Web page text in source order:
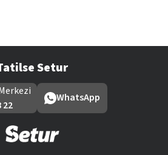
Setur
22
WhatsApp